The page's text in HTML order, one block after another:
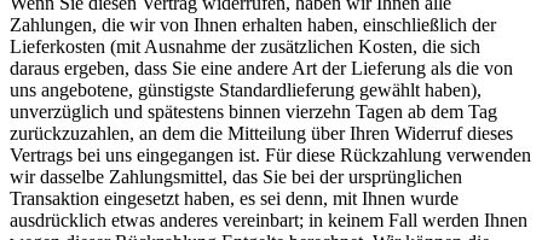
Zahlungen, die wir von Ihnen erhalten haben, einschließlich der
Lieferkosten (mit Ausnahme der zusätzlichen Kosten, die sich
daraus ergeben, dass Sie eine andere Art der Lieferung als die von
uns angebotene, günstigste Standardlieferung gewählt haben),
unverzüglich und spätestens binnen vierzehn Tagen ab dem Tag
zurückzuzahlen, an dem die Mitteilung über Ihren Widerruf dieses
Vertrags bei uns eingegangen ist. Für diese Rückzahlung verwenden
wir dasselbe Zahlungsmittel, das Sie bei der ursprünglichen
Transaktion eingesetzt haben, es sei denn, mit Ihnen wurde
ausdrücklich etwas anderes vereinbart; in keinem Fall werden Ihnen